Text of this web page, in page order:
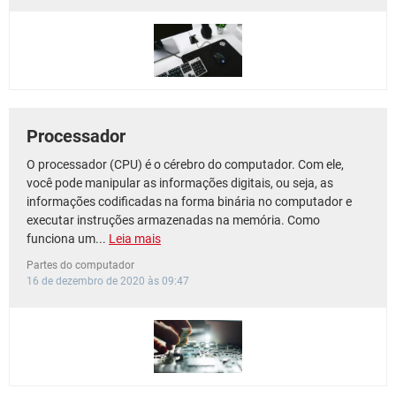
Processador
O processador (CPU) é o cérebro do computador. Com ele,
você pode manipular as informações digitais, ou seja, as
informações codificadas na forma binária no computador e
executar instruções armazenadas na memória. Como
funciona um... Leia mais
Partes do computador
16 de dezembro de 2020 às 09:47